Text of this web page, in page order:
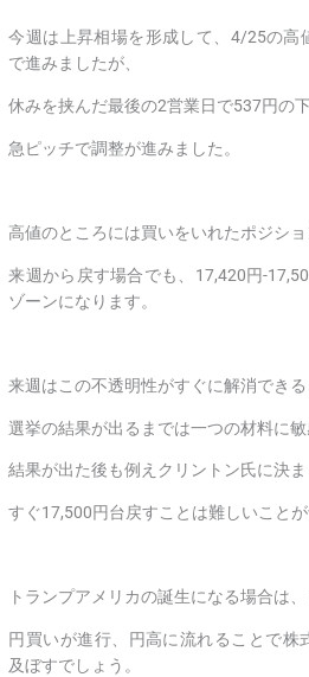
今週は上昇相場を形成して、4/25の高
で進みましたが、
休みを挟んだ最後の2営業日で537円の下
急ピッチで調整が進みました。
高値のところには買いをいれたポジシ
来週から戻す場合でも、17,420円-
ゾーンになります。
来週はこの不透明性がすぐに解消できる
選挙の結果が出るまでは一つの材料に敏
結果が出た後も例えクリントン氏に決ま
すぐ17,500円台戻すことは難しいことが
トランプアメリカの誕生になる場合は
円買いが進行、円高に流れることで株
及ぼすでしょう。